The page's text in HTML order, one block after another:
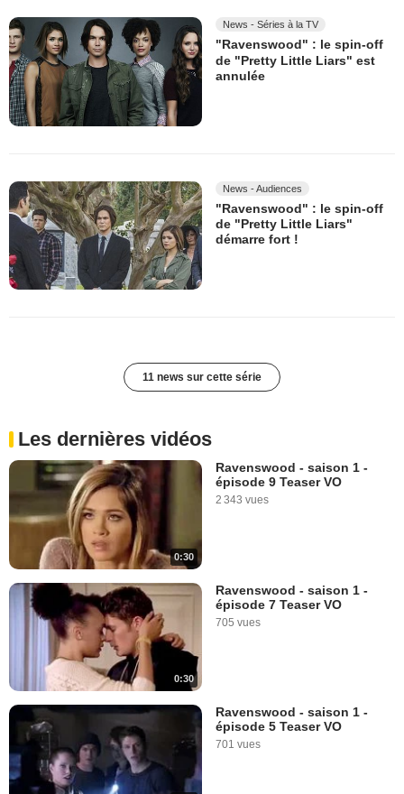
News - Séries à la TV
"Ravenswood" : le spin-off
de "Pretty Little Liars" est
annulée
News - Audiences
"Ravenswood" : le spin-off
de "Pretty Little Liars"
démarre fort !
11 news sur cette série
Les dernières vidéos
0:30
Ravenswood - saison 1 -
épisode 9 Teaser VO
2 343 vues
0:30
Ravenswood - saison 1 -
épisode 7 Teaser VO
705 vues
Ravenswood - saison 1 -
épisode 5 Teaser VO
701 vues